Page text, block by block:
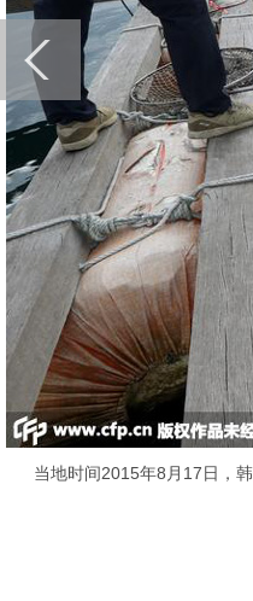
当地时间2015年8月17日，韩